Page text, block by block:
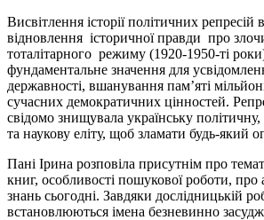
Висвітлення історії політичних репресій
відновлення історичної правди про
тоталітарного режиму (1920-1950-ті
фундаментальне значення для
державності, вшанування пам’яті
сучасних демократичних цінностей.
свідомо знищувала українську
та наукову еліту, щоб зламати будь-який
Пані Ірина розповіла присутнім про
книг, особливості пошукової роботи, про
знань сьогодні. Завдяки дослідницькій
встановлюються імена безневинно